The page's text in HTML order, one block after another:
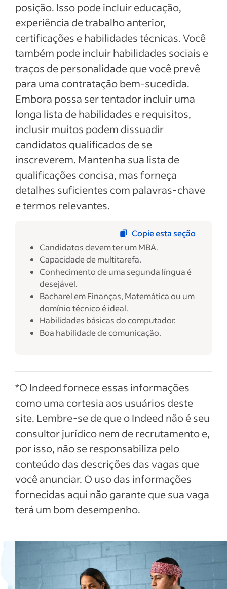
posição. Isso pode incluir educação,
experiência de trabalho anterior,
certificações e habilidades técnicas. Você
também pode incluir habilidades sociais e
traços de personalidade que você prevê
para uma contratação bem-sucedida.
Embora possa ser tentador incluir uma
longa lista de habilidades e requisitos,
inclusir muitos podem dissuadir
candidatos qualificados de se
inscreverem. Mantenha sua lista de
qualificações concisa, mas forneça
detalhes suficientes com palavras-chave
e termos relevantes.
Copie esta seção
Candidatos devem ter um MBA.
Capacidade de multitarefa.
Conhecimento de uma segunda língua é
desejável.
Bacharel em Finanças, Matemática ou um
domínio técnico é ideal.
Habilidades básicas do computador.
Boa habilidade de comunicação.
*O Indeed fornece essas informações
como uma cortesia aos usuários deste
site. Lembre-se de que o Indeed não é seu
consultor jurídico nem de recrutamento e,
por isso, não se responsabiliza pelo
conteúdo das descrições das vagas que
você anunciar. O uso das informações
fornecidas aqui não garante que sua vaga
terá um bom desempenho.